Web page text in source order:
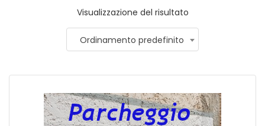
Visualizzazione del risultato
Ordinamento predefinito